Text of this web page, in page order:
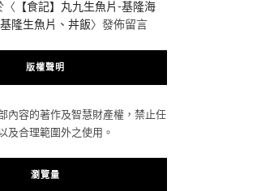
〈 【食記】丸九生魚片-基隆海
隆生魚片、丼飯〉發佈留言
版權聲明
內容的著作及智慧財產權，禁止任
及合理範圍外之使用。
瀏覽量